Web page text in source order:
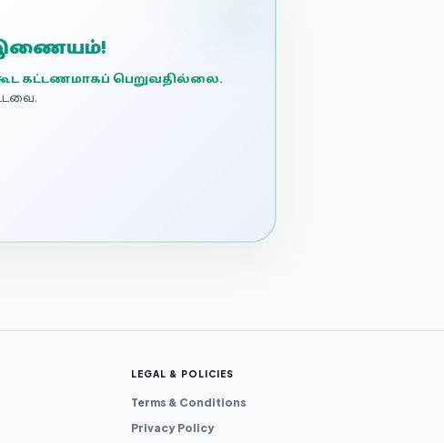
இணையம்!
கட்டணமாகப் பெறுவதில்லை.
LEGAL & POLICIES
Terms & Conditions
Privacy Policy